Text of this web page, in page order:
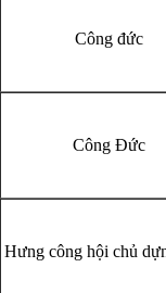
Công đức
Công Đức
Hưng công hội chủ